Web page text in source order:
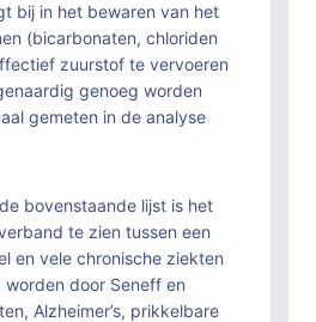
bij in het bewaren van het
(bicarbonaten, chloriden
zuurstof te vervoeren
genoeg worden
gemeten in de analyse
bovenstaande lijst is het
te zien tussen een
en vele chronische ziekten
door Seneff en
Alzheimer’s, prikkelbare